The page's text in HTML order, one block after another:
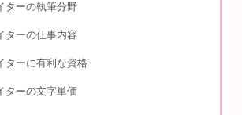
ターの執筆分野
ターの仕事内容
ターに有利な資格
ターの文字単価